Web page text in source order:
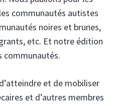
communautés autistes
noires et brunes,
etc. Et notre édition
communautés.
et de mobiliser
et d’autres membres